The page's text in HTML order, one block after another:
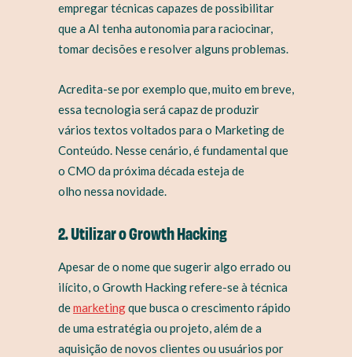
empregar técnicas capazes de possibilitar
que a AI tenha autonomia para raciocinar,
tomar decisões e resolver alguns problemas.
Acredita-se por exemplo que, muito em breve,
essa tecnologia será capaz de produzir
vários textos voltados para o Marketing de
Conteúdo. Nesse cenário, é fundamental que
o CMO da próxima década esteja de
olho nessa novidade.
2. Utilizar o Growth Hacking
Apesar de o nome que sugerir algo errado ou
ilícito, o Growth Hacking refere-se à técnica
demarketingque busca o crescimento rápido
de uma estratégia ou projeto, além de a
aquisição de novos clientes ou usuários por